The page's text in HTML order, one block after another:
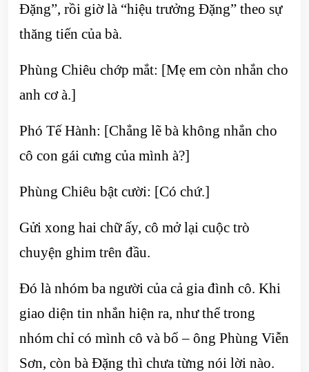
Đặng”, rồi giờ là “hiệu trưởng Đặng” theo sự
thăng tiến của bà.
Phùng Chiêu chớp mắt: [Mẹ em còn nhắn cho
anh cơ à.]
Phó Tế Hành: [Chẳng lẽ bà không nhắn cho
cô con gái cưng của mình à?]
Phùng Chiêu bật cười: [Có chứ.]
Gửi xong hai chữ ấy, cô mở lại cuộc trò
chuyện ghim trên đầu.
Đó là nhóm ba người của cả gia đình cô. Khi
giao diện tin nhắn hiện ra, như thể trong
nhóm chỉ có mình cô và bố – ông Phùng Viễn
Sơn, còn bà Đặng thì chưa từng nói lời nào.